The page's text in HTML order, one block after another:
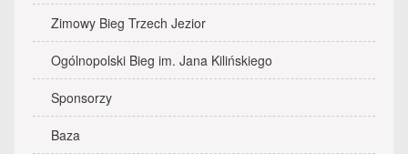
Zimowy Bieg Trzech Jezior
Ogólnopolski Bieg im. Jana Kilińskiego
Sponsorzy
Baza